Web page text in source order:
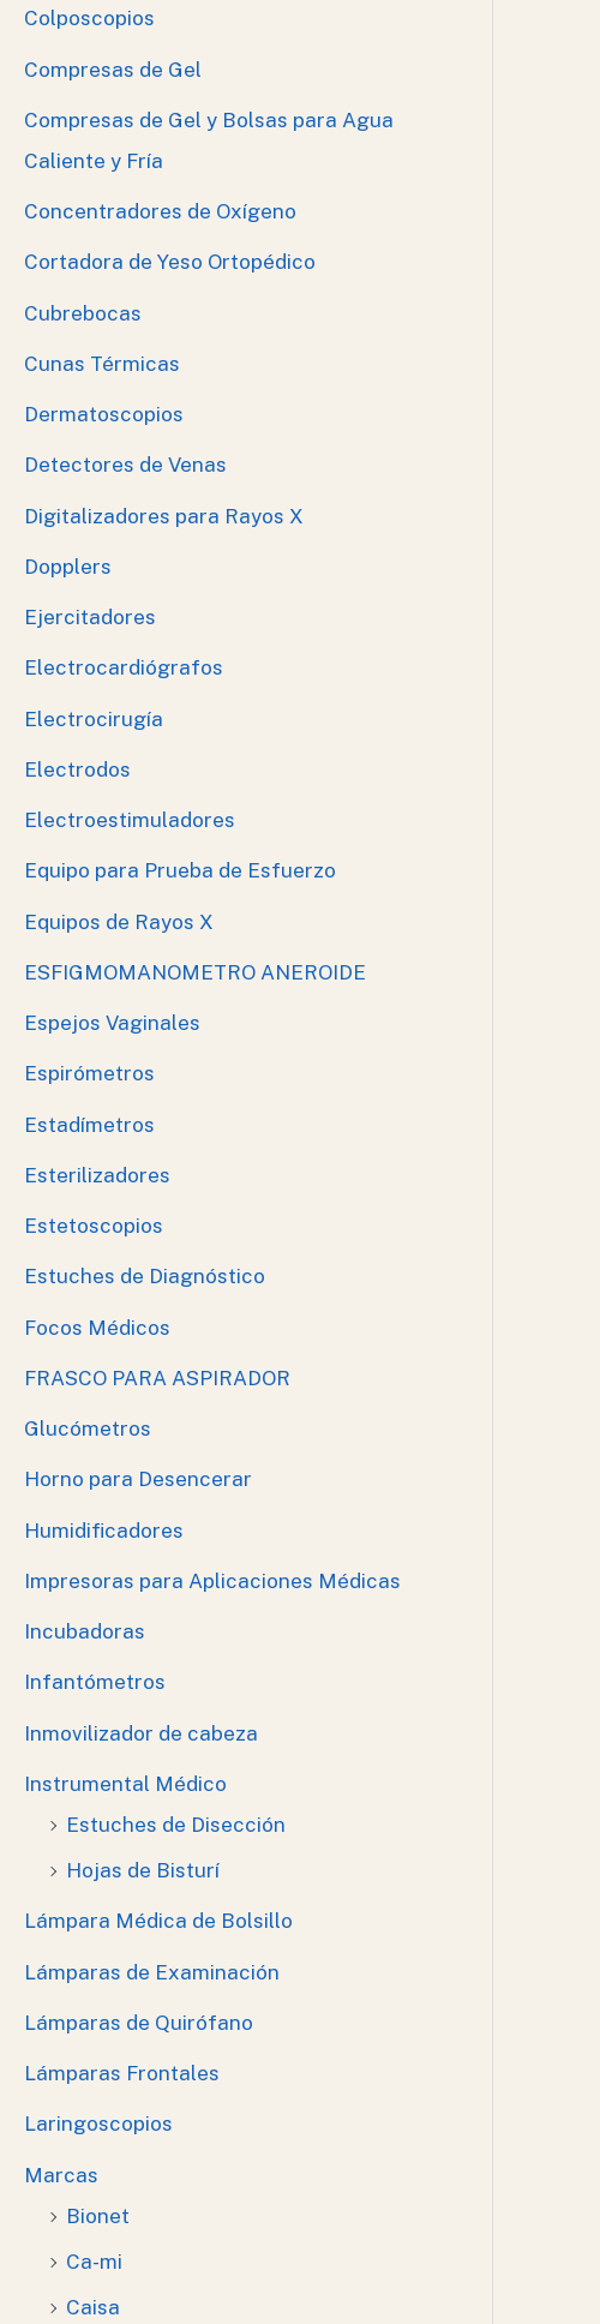
Colposcopios
Compresas de Gel
Compresas de Gel y Bolsas para Agua
Caliente y Fría
Concentradores de Oxígeno
Cortadora de Yeso Ortopédico
Cubrebocas
Cunas Térmicas
Dermatoscopios
Detectores de Venas
Digitalizadores para Rayos X
Dopplers
Ejercitadores
Electrocardiógrafos
Electrocirugía
Electrodos
Electroestimuladores
Equipo para Prueba de Esfuerzo
Equipos de Rayos X
ESFIGMOMANOMETRO ANEROIDE
Espejos Vaginales
Espirómetros
Estadímetros
Esterilizadores
Estetoscopios
Estuches de Diagnóstico
Focos Médicos
FRASCO PARA ASPIRADOR
Glucómetros
Horno para Desencerar
Humidificadores
Impresoras para Aplicaciones Médicas
Incubadoras
Infantómetros
Inmovilizador de cabeza
Instrumental Médico
Estuches de Disección
Hojas de Bisturí
Lámpara Médica de Bolsillo
Lámparas de Examinación
Lámparas de Quirófano
Lámparas Frontales
Laringoscopios
Marcas
Bionet
Ca-mi
Caisa